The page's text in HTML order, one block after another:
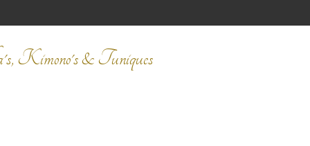
Kimono's & Tuniques